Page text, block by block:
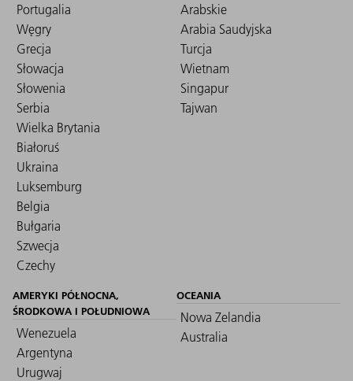
Portugalia
Węgry
Grecja
Słowacja
Słowenia
Serbia
Wielka Brytania
Białoruś
Ukraina
Luksemburg
Belgia
Bułgaria
Szwecja
Czechy
Arabskie
Arabia Saudyjska
Turcja
Wietnam
Singapur
Tajwan
AMERYKI PÓŁNOCNA,
ŚRODKOWA I POŁUDNIOWA
Wenezuela
Argentyna
Urugwaj
OCEANIA
Nowa Zelandia
Australia